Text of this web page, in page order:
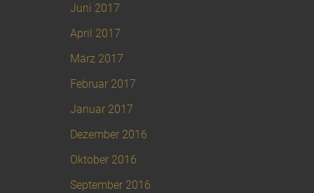
Juni 2017
April 2017
März 2017
Februar 2017
Januar 2017
Dezember 2016
Oktober 2016
September 2016